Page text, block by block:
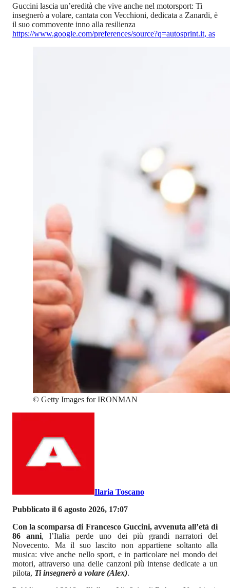
Guccini lascia un’eredità che vive anche nel motorsport: Ti
insegnerò a volare, cantata con Vecchioni, dedicata a Zanardi, è
il suo commovente inno alla resilienza
Con la scomparsa di Francesco Guccini, avvenuta all’età di
86 anni, l’Italia perde uno dei più grandi narratori del
Novecento. Ma il suo lascito non appartiene soltanto alla
musica: vive anche nello sport, e in particolare nel mondo dei
motori, attraverso una delle canzoni più intense dedicate a un